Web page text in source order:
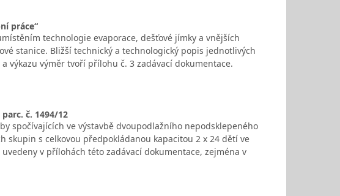
práce“
technologie evaporace, dešťové jímky a vnějších
stanice. Bližší technický a technologický popis jednotlivých
výkazu výměr tvoří přílohu č. 3 zadávací dokumentace.
č. 1494/12
spočívajících ve výstavbě dvoupodlažního nepodsklepeného
skupin s celkovou předpokládanou kapacitou 2 x 24 dětí ve
v přílohách této zadávací dokumentace, zejména v